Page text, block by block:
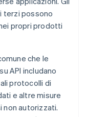
terzi possono
propri prodotti
che le
API includano
protocolli di
e altre misure
autorizzati.